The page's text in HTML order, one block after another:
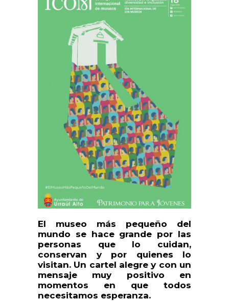
El museo más pequeño del
mundo se hace grande por las
personas que lo cuidan,
conservan y por quienes lo
visitan. Un cartel alegre y con un
mensaje muy positivo en
momentos en que todos
necesitamos esperanza.